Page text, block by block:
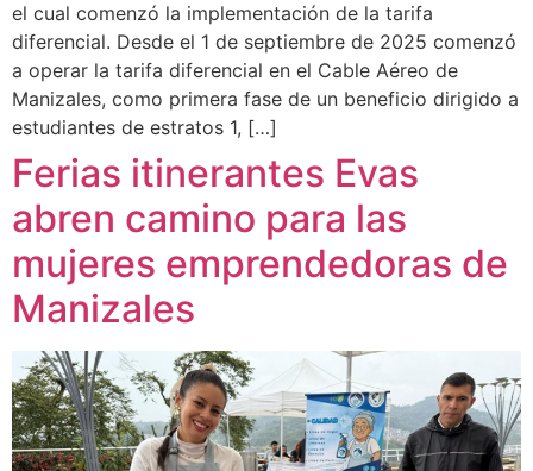
el cual comenzó la implementación de la tarifa
diferencial. Desde el 1 de septiembre de 2025 comenzó
a operar la tarifa diferencial en el Cable Aéreo de
Manizales, como primera fase de un beneficio dirigido a
estudiantes de estratos 1, […]
Ferias itinerantes Evas
abren camino para las
mujeres emprendedoras de
Manizales